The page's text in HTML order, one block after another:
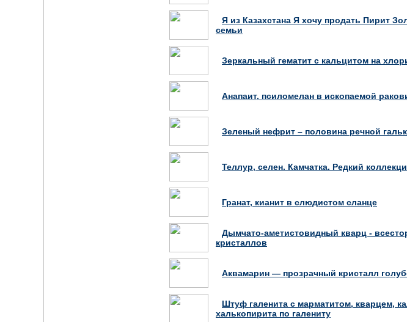
Я из Казахстана Я хочу продать Пирит
семьи
Зеркальный гематит с кальцитом на
Анапаит, псиломелан в ископаемой
Зеленый нефрит – половина речной
Теллур, селен. Камчатка. Редкий
Гранат, кианит в слюдистом сланце
Дымчато-аметистовидный кварц -
кристаллов
Аквамарин — прозрачный кристалл
Штуф галенита с марматитом, кварцем,
халькопирита по галениту